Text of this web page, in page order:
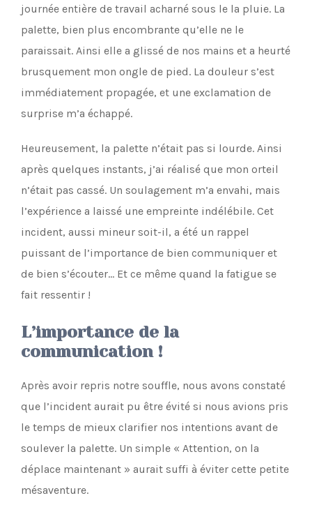
journée entière de travail acharné sous le la pluie. La
palette, bien plus encombrante qu’elle ne le
paraissait. Ainsi elle a glissé de nos mains et a heurté
brusquement mon ongle de pied. La douleur s’est
immédiatement propagée, et une exclamation de
surprise m’a échappé.
Heureusement, la palette n’était pas si lourde. Ainsi
après quelques instants, j’ai réalisé que mon orteil
n’était pas cassé. Un soulagement m’a envahi, mais
l’expérience a laissé une empreinte indélébile. Cet
incident, aussi mineur soit-il, a été un rappel
puissant de l’importance de bien communiquer et
de bien s’écouter… Et ce même quand la fatigue se
fait ressentir !
L’importance de la
communication !
Après avoir repris notre souffle, nous avons constaté
que l’incident aurait pu être évité si nous avions pris
le temps de mieux clarifier nos intentions avant de
soulever la palette. Un simple « Attention, on la
déplace maintenant » aurait suffi à éviter cette petite
mésaventure.